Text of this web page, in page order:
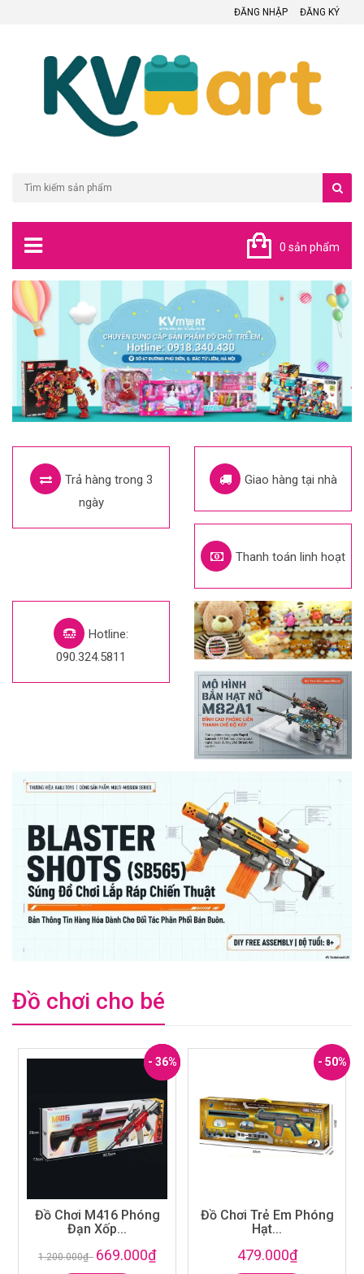
ĐĂNG NHẬP ĐĂNG KÝ
0 sản phẩm
Trả hàng trong 3
ngày
Giao hàng tại nhà
Thanh toán linh hoạt
Hotline:
090.324.5811
Đồ chơi cho bé
- 44%
Đồ Chơi M416 Phóng
Đạn Xốp...
1.200.000₫- 669.000₫
- 33%
- 36%
Đồ Chơi Trẻ Em Phóng
Hạt...
479.000₫
- 50%